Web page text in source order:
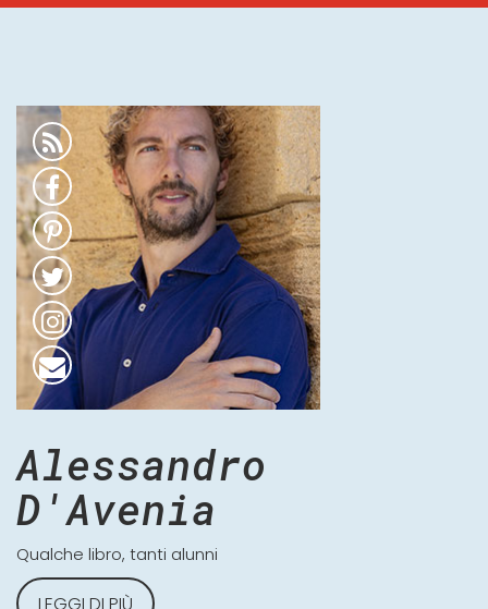
Alessandro
D'Avenia
Qualche libro, tanti alunni
LEGGI DI PIÙ